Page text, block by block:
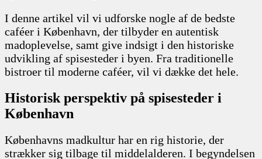
I denne artikel vil vi udforske nogle af de bedste
caféer i København, der tilbyder en autentisk
madoplevelse, samt give indsigt i den historiske
udvikling af spisesteder i byen. Fra traditionelle
bistroer til moderne caféer, vil vi dække det hele.
Historisk perspektiv på spisesteder i
København
Københavns madkultur har en rig historie, der
strækker sig tilbage til middelalderen. I begyndelsen